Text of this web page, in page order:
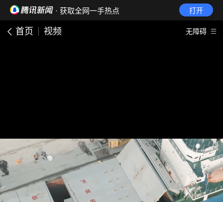
· 获取全网一手热点 打开
首页 视频 无障碍